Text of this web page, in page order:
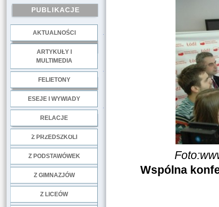
PUBLIKACJE
AKTUALNOŚCI
ARTYKUŁY I
MULTIMEDIA
FELIETONY
ESEJE I WYWIADY
RELACJE
Z PRZEDSZKOLI
Z PODSTAWÓWEK
Z GIMNAZJÓW
Z LICEÓW
Wspólna